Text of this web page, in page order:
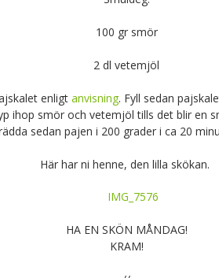
100 gr smör
2 dl vetemjöl
enligt anvisning. Fyll sedan
ihop smör och vetemjöl tills det blir en
sedan pajen i 200 grader i ca 20
Här har ni henne, den lilla skökan.
HA EN SKÖN MÅNDAG!
KRAM!